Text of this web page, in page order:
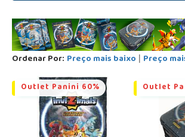
Ordenar Por: Preço mais baixo | Preço
Outlet Panini 60% Outlet